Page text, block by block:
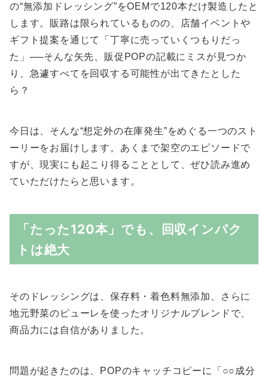
の“無添加ドレッシング”をOEMで120本だけ製造したと
します。販路は限られているものの、店舗イベントや
ギフト提案を通じて「丁寧に売っていくつもりだっ
た」──そんな矢先、販促POPの記載にミスが見つか
り、急遽すべてを回収する可能性が出てきたとした
ら？
今日は、そんな“想定外の在庫発生”をめぐる一つのスト
ーリーをお届けします。あくまで架空のエピソードで
すが、現実にも起こり得ることとして、ぜひ読み進め
ていただけたらと思います。
「たった120本」でも、回収インパク
トは絶大
そのドレッシングは、保存料・着色料無添加、さらに
地元野菜のピューレを使ったオリジナルブレンドで、
商品力には自信がありました。
問題が起きたのは、POPのキャッチコピーに「○○成分